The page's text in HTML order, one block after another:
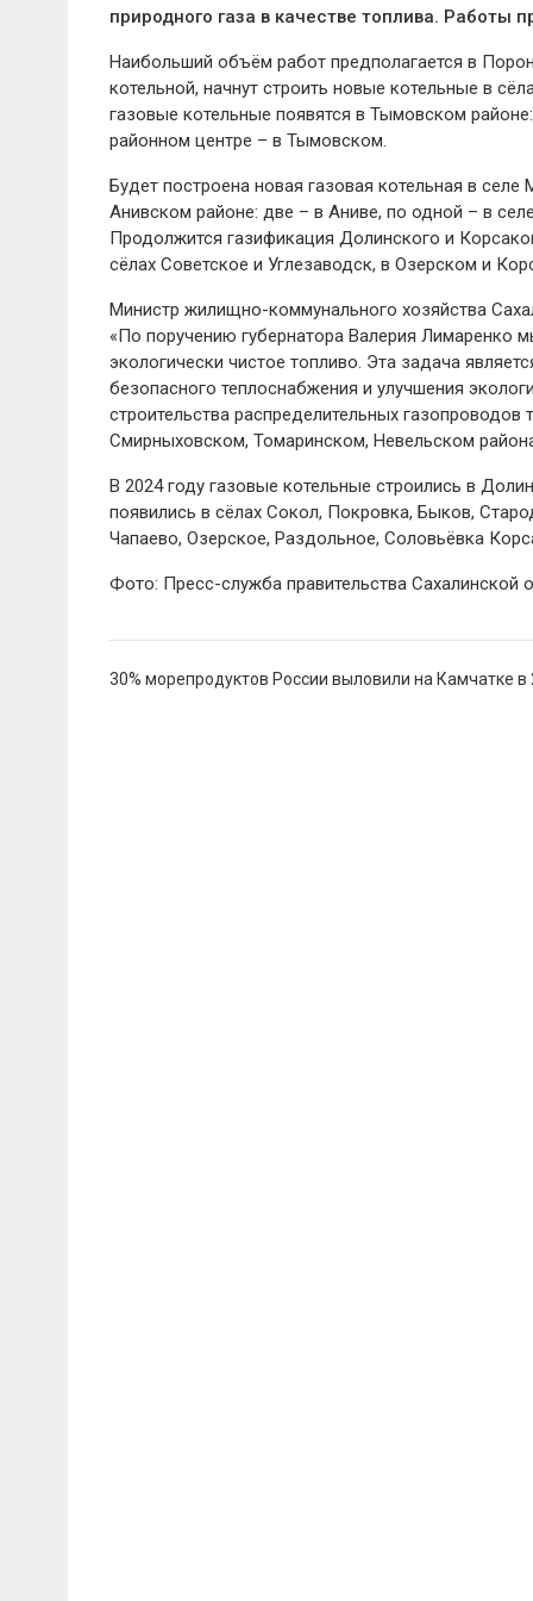
природного газа в качестве топлива. Работы
Наибольший объём работ предполагается в
котельной, начнут строить новые котельные в
газовые котельные появятся в Тымовском
районном центре – в Тымовском.
Будет построена новая газовая котельная в
Анивском районе: две – в Аниве, по одной – в
Продолжится газификация Долинского и
сёлах Советское и Углезаводск, в Озерском и
Министр жилищно-коммунального хозяйства
«По поручению губернатора Валерия Лимаренко
экологически чистое топливо. Эта задача
безопасного теплоснабжения и улучшения
строительства распределительных
Смирныховском, Томаринском, Невельском
В 2024 году газовые котельные строились в
появились в сёлах Сокол, Покровка, Быков,
Чапаево, Озерское, Раздольное, Соловьёвка
Фото: Пресс-служба правительства Сахалинской
Навигация
30% морепродуктов России выловили на Камчатке в